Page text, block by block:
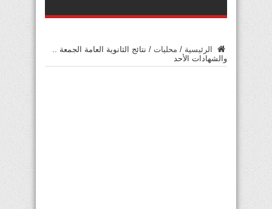
الرئيسية / محليات / نتائج الثانوية العامة الجمعة ..
والشهادات الأحد